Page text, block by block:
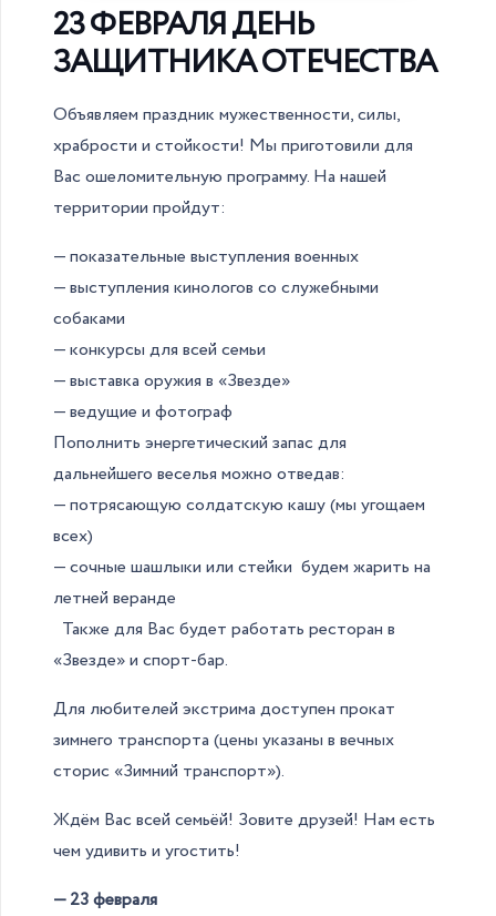
23 ФЕВРАЛЯ ДЕНЬ
ЗАЩИТНИКА ОТЕЧЕСТВА
Объявляем праздник мужественности, силы,
храбрости и стойкости! Мы приготовили для
Вас ошеломительную программу. На нашей
территории пройдут:
— показательные выступления военных
— выступления кинологов со служебными
собаками
— конкурсы для всей семьи
— выставка оружия в «Звезде»
— ведущие и фотограф
Пополнить энергетический запас для
дальнейшего веселья можно отведав:
— потрясающую солдатскую кашу (мы угощаем
всех)
— сочные шашлыки или стейки будем жарить на
летней веранде
Также для Вас будет работать ресторан в
«Звезде» и спорт-бар.
Для любителей экстрима доступен прокат
зимнего транспорта (цены указаны в вечных
сторис «Зимний транспорт»).
Ждём Вас всей семьёй! Зовите друзей! Нам есть
чем удивить и угостить!
— 23 февраля